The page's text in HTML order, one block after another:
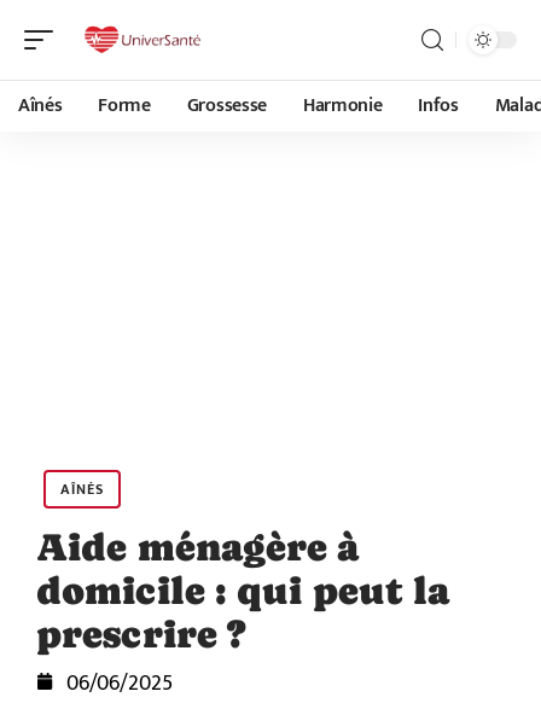
Aînés Forme Grossesse Harmonie Infos
AÎNÉS
Aide ménagère à
domicile : qui peut la
prescrire ?
06/06/2025